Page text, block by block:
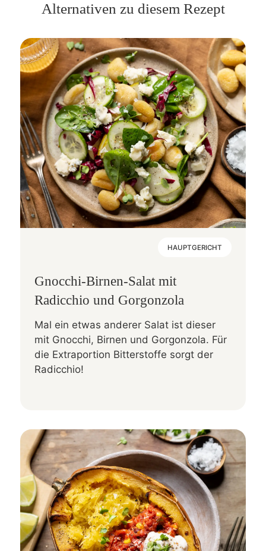
Alternativen zu diesem Rezept
HAUPTGERICHT
Gnocchi-Birnen-Salat mit
Radicchio und Gorgonzola
Mal ein etwas anderer Salat ist dieser
mit Gnocchi, Birnen und Gorgonzola. Für
die Extraportion Bitterstoffe sorgt der
Radicchio!